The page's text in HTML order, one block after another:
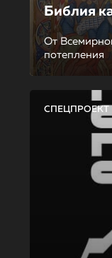
Библия
От
потепления
СПЕЦПРОЕКТ